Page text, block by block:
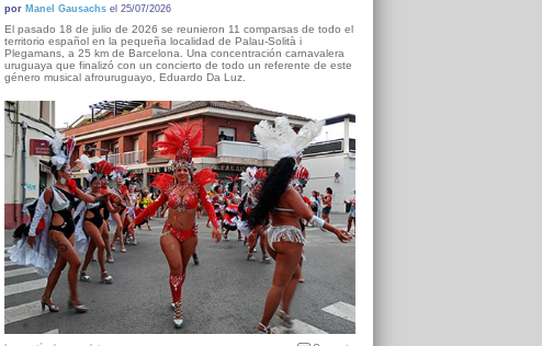
por Manel Gausachsel 25/07/2026
El pasado 18 de julio de 2026 se reunieron 11 comparsas de todo el
territorio español en la pequeña localidad de Palau-Solità i
Plegamans, a 25 km de Barcelona. Una concentración carnavalera
uruguaya que finalizó con un concierto de todo un referente de este
género musical afrouruguayo, Eduardo Da Luz.